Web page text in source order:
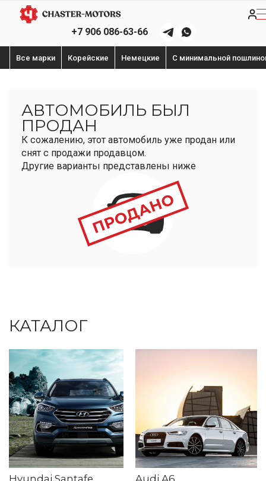
+7 906 086-63-66
Все марки Корейские Немецкие С минимальной
АВТОМОБИЛЬ БЫЛ
ПРОДАН
К сожалению, этот автомобиль уже продан или
снят с продажи продавцом.
Другие варианты представлены ниже
КАТАЛОГ